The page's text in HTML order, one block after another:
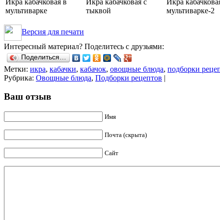
мультиварке
тыквой
мультиварке-2
Версия для печати
Интересный материал? Поделитесь с друзьями:
Поделиться…
Метки: икра, кабачки, кабачок, овощные блюда, подборки
Рубрика: Овощные блюда, Подборки рецептов |
Ваш отзыв
Имя
Почта (скрыта)
Сайт